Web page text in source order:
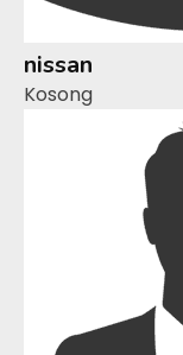
nissan
Kosong